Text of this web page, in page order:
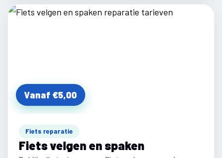
Vanaf €5,00
Fiets reparatie
Fiets velgen en spaken